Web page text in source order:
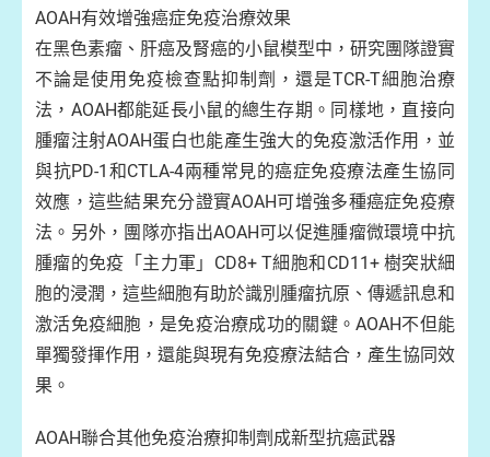
AOAH有效增強癌症免疫治療效果
在黑色素瘤、肝癌及腎癌的小鼠模型中，研究團隊證實
不論是使用免疫檢查點抑制劑，還是TCR-T細胞治療
法，AOAH都能延長小鼠的總生存期。同樣地，直接向
腫瘤注射AOAH蛋白也能產生強大的免疫激活作用，並
與抗PD-1和CTLA-4兩種常見的癌症免疫療法產生協同
效應，這些結果充分證實AOAH可增強多種癌症免疫療
法。另外，團隊亦指出AOAH可以促進腫瘤微環境中抗
腫瘤的免疫「主力軍」CD8+ T細胞和CD11+ 樹突狀細
胞的浸潤，這些細胞有助於識別腫瘤抗原、傳遞訊息和
激活免疫細胞，是免疫治療成功的關鍵。AOAH不但能
單獨發揮作用，還能與現有免疫療法結合，產生協同效
果。
AOAH聯合其他免疫治療抑制劑成新型抗癌武器